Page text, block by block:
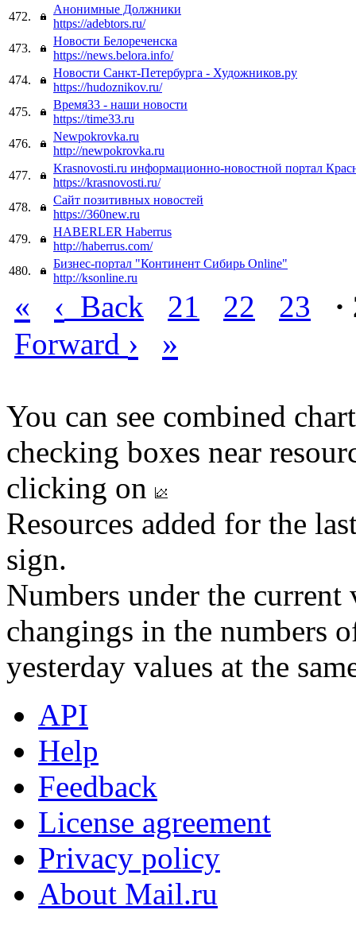
472.
Анонимные Должники
https://adebtors.ru/
473.
Новости Белореченска
https://news.belora.info/
474.
Новости Санкт-Петербурга - Художников.ру
https://hudoznikov.ru/
475.
Время33 - наши новости
https://time33.ru
476.
Newpokrovka.ru
http://newpokrovka.ru
477.
Krasnovosti.ru информационно-новостной портал
https://krasnovosti.ru/
478.
Сайт позитивных новостей
https://360new.ru
479.
HABERLER Haberrus
http://haberrus.com/
480.
Бизнес-портал "Континент Сибирь Online"
http://ksonline.ru
« ‹ Back 21 22 23
Forward › »
You can see combined
checking boxes near
clicking on
Resources added for the
sign.
Numbers under the
changings in the numbers
yesterday values at the
API
Help
Feedback
License agreement
Privacy policy
About Mail.ru